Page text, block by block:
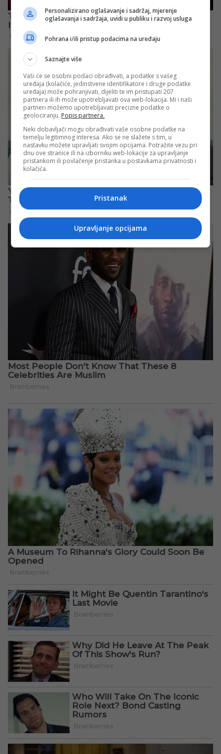
Personalizirano oglašavanje i sadržaj, mjerenje
oglašavanja i sadržaja, uvidi u publiku i razvoj usluga
Pohrana i/ili pristup podacima na uređaju
Saznajte više
Vaši će se osobni podaci obrađivati, a podatke s vašeg
uređaja (kolačiće, jedinstvene identifikatore i druge podatke
uređaja) može pohranjivati, dijeliti te im pristupati 207
partnera ili ih može upotrebljavati ova web-lokacija. Mi i naši
partneri možemo upotrebljavati precizne podatke o
geolociranju. Popis partnera.
Neki dobavljači mogu obrađivati vaše osobne podatke na
temelju legitimnog interesa. Ako se ne slažete s tim, u
nastavku možete upravljati svojim opcijama. Potražite vezu pri
dnu ove stranice ili na izborniku web-lokacije za upravljanje
pristankom ili povlačenje pristanka u postavkama privatnosti i
kolačića.
Pristanak
Upravljanje opcijama